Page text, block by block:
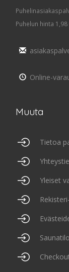
Puhelun hinta
Online-
Muuta
Tietoa
Yleiset